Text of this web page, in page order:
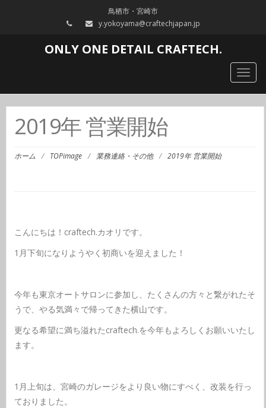
鳥栖市・宮崎市
y.yokoyama@craftechjapan.jp
ONLY ONE DETAIL CRAFTECH.
2019年 営業開始
ホーム / TOPimage / 業務連絡・その他 / 2019年 営業開始
こんにちは！craftech.カオリです。
1月下旬になりようやく初商いを迎えました！
今年も東京オートサロンに参加し、たくさんの方々と繋がれたそ
うで、やる気満々で帰ってきた横山です。
更なる希望に満ち溢れたcraftech.を今年もよろしくお願いいたし
ます。
1月上旬は、宮崎のガレージをより良い物にすべく、改装を行っ
ておりました。